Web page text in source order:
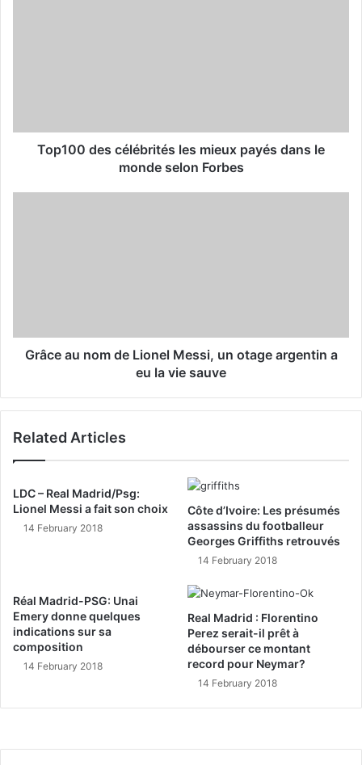
Top100 des célébrités les mieux payés dans le
monde selon Forbes
Grâce au nom de Lionel Messi, un otage argentin a
eu la vie sauve
Related Articles
LDC – Real Madrid/Psg:
Lionel Messi a fait son choix
14 February 2018
Côte d’Ivoire: Les présumés
assassins du footballeur
Georges Griffiths retrouvés
14 February 2018
Réal Madrid-PSG: Unai
Emery donne quelques
indications sur sa
composition
14 February 2018
Real Madrid : Florentino
Perez serait-il prêt à
débourser ce montant
record pour Neymar?
14 February 2018